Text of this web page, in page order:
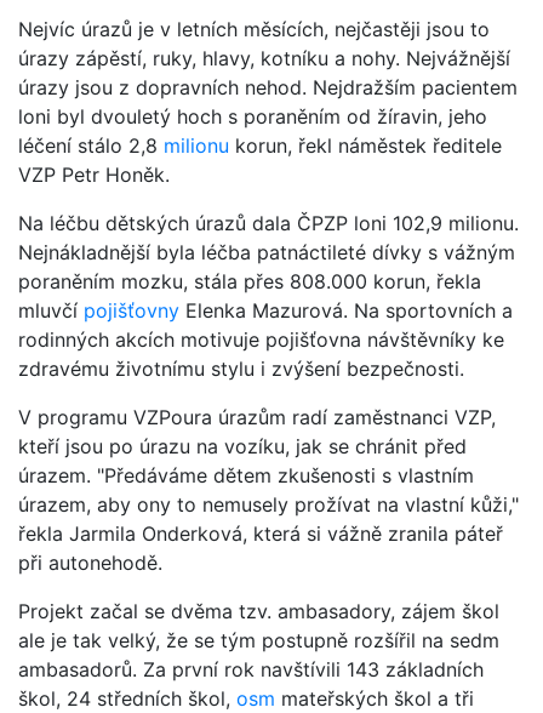
Nejvíc úrazů je v letních měsících, nejčastěji jsou to
úrazy zápěstí, ruky, hlavy, kotníku a nohy. Nejvážnější
úrazy jsou z dopravních nehod. Nejdražším pacientem
loni byl dvouletý hoch s poraněním od žíravin, jeho
léčení stálo 2,8 milionu korun, řekl náměstek ředitele
VZP Petr Honěk.
Na léčbu dětských úrazů dala ČPZP loni 102,9 milionu.
Nejnákladnější byla léčba patnáctileté dívky s vážným
poraněním mozku, stála přes 808.000 korun, řekla
mluvčí pojišťovny Elenka Mazurová. Na sportovních a
rodinných akcích motivuje pojišťovna návštěvníky ke
zdravému životnímu stylu i zvýšení bezpečnosti.
V programu VZPoura úrazům radí zaměstnanci VZP,
kteří jsou po úrazu na vozíku, jak se chránit před
úrazem. "Předáváme dětem zkušenosti s vlastním
úrazem, aby ony to nemusely prožívat na vlastní kůži,"
řekla Jarmila Onderková, která si vážně zranila páteř
při autonehodě.
Projekt začal se dvěma tzv. ambasadory, zájem škol
ale je tak velký, že se tým postupně rozšířil na sedm
ambasadorů. Za první rok navštívili 143 základních
škol, 24 středních škol, osm mateřských škol a tři